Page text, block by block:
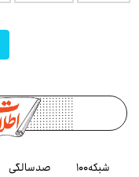
شبکه۱۰۰ صدسالگی